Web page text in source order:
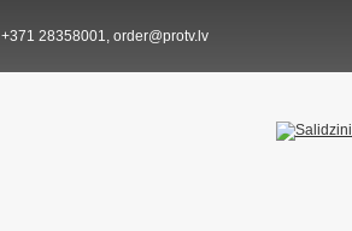
+371 28358001, order@protv.lv